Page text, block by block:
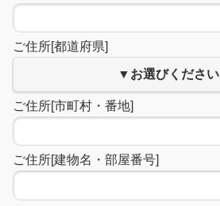
ご住所[都道府県]
▼お選びください
ご住所[市町村・番地]
ご住所[建物名・部屋番号]